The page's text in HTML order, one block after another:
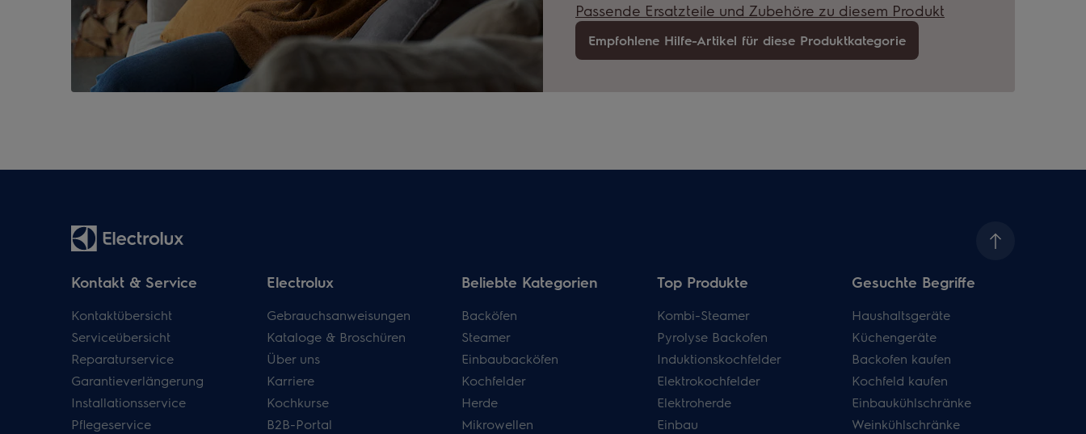
Passende Ersatzteile und Zubehöre zu diesem Produkt
Empfohlene Hilfe-Artikel für diese Produktkategorie
Kontakt & Service
Kontaktübersicht
Serviceübersicht
Reparaturservice
Garantieverlängerung
Installationsservice
Pflegeservice
Electrolux
Gebrauchsanweisungen
Kataloge & Broschüren
Über uns
Karriere
Kochkurse
B2B-Portal
Beliebte Kategorien
Backöfen
Steamer
Einbaubacköfen
Kochfelder
Herde
Mikrowellen
Top Produkte
Kombi-Steamer
Pyrolyse Backofen
Induktionskochfelder
Elektrokochfelder
Elektroherde
Einbau
Gesuchte Begriffe
Haushaltsgeräte
Küchengeräte
Backofen kaufen
Kochfeld kaufen
Einbaukühlschränke
Weinkühlschränke